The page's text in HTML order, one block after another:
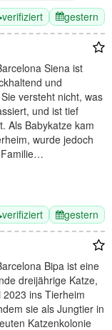
verifiziert gestern
Siena ist
und
versteht nicht, was
und ist tief
Als Babykatze kam
wurde jedoch
verifiziert gestern
Bipa ist eine
dreijährige Katze,
2023 ins Tierheim
sie als Jungtier in
Katzenkolonie